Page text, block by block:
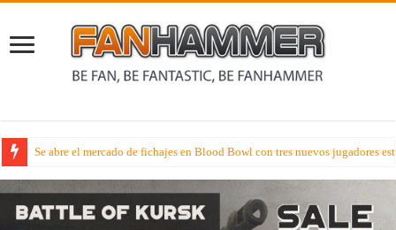
Avance Miniaturil – El mes de agosto de Badroll Games con sus